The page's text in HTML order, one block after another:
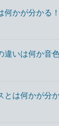
何かが分かる
違いは何か音
とは何かが分